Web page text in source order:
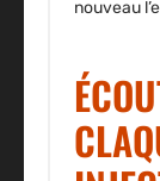
nouveau